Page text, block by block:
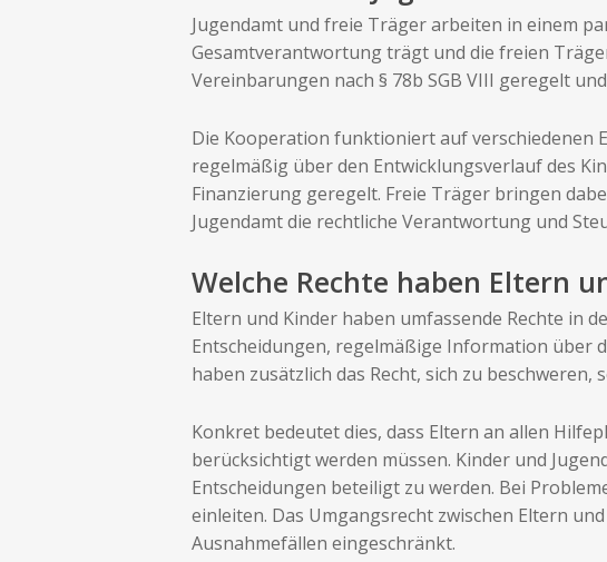
Jugendamt und freie Träger arbeiten in einem
Gesamtverantwortung trägt und die freien
Vereinbarungen nach § 78b SGB VIII geregelt
Die Kooperation funktioniert auf verschiedenen
regelmäßig über den Entwicklungsverlauf des
Finanzierung geregelt. Freie Träger bringen
Jugendamt die rechtliche Verantwortung und
Welche Rechte haben Eltern
Eltern und Kinder haben umfassende Rechte in
Entscheidungen, regelmäßige Information über
haben zusätzlich das Recht, sich zu
Konkret bedeutet dies, dass Eltern an allen
berücksichtigt werden müssen. Kinder und
Entscheidungen beteiligt zu werden. Bei
einleiten. Das Umgangsrecht zwischen Eltern
Ausnahmefällen eingeschränkt.